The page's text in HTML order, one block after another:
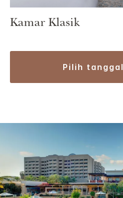
Kamar Klasik
pilih tanggal